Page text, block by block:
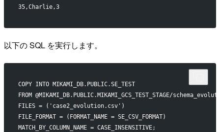
35,Charlie,3
以下の SQL を実行します。
COPY INTO MIKAMI_DB.PUBLIC.SE_TEST
FROM @MIKAMI_DB.PUBLIC.MIKAMI_GCS_TEST_STAGE/
FILES = ('case2_evolution.csv')
FILE_FORMAT = (FORMAT_NAME = SE_CSV_FORMAT)
MATCH_BY_COLUMN_NAME = CASE_INSENSITIVE;